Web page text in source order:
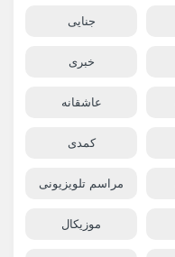
جنایی
خبری
عاشقانه
کمدی
مراسم تلویزیونی
موزیکال